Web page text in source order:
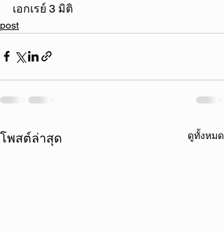
เอกเรย์ 3 มิติ
post
โพสต์ล่าสุด ดูทั้งหมด